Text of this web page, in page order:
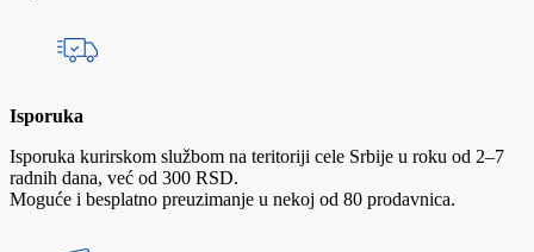
Isporuka
Isporuka kurirskom službom na teritoriji cele Srbije u roku od 2–7
radnih dana, već od 300 RSD.
Moguće i besplatno preuzimanje u nekoj od 80 prodavnica.